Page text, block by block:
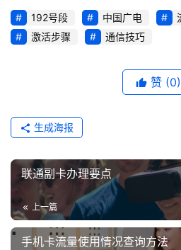
证
增
192号段 中国广电
激活步骤
通信技巧
赞 (0)
生成海报
联通副卡办理要点
上一篇
手机卡流量使用情况查询方法